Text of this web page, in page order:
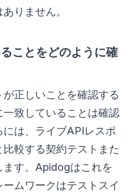
りません。
ことをどのように確
正しいことを確認する
致していることは確認
は、ライブAPIレスポ
較する契約テストまた
す。Apidogはこれを
ムワークはテストスイ